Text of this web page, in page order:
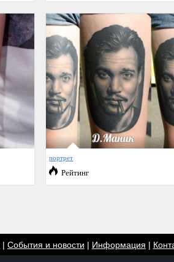
портрет
Рейтинг
| События и новости | Информация |